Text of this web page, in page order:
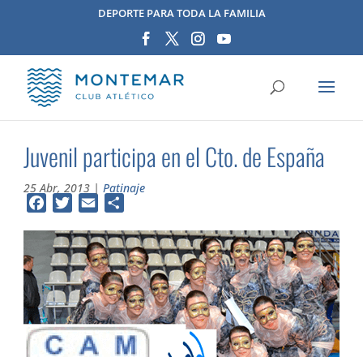
DEPORTE PARA TODA LA FAMILIA
Juvenil participa en el Cto. de España
25 Abr, 2013 |Patinaje
FacebookTwitterEmail